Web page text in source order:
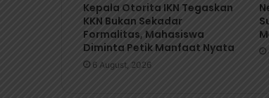
Kepala Otorita IKN Tegaskan
KKN Bukan Sekadar
Formalitas, Mahasiswa
Diminta Petik Manfaat Nyata
6 August, 2026